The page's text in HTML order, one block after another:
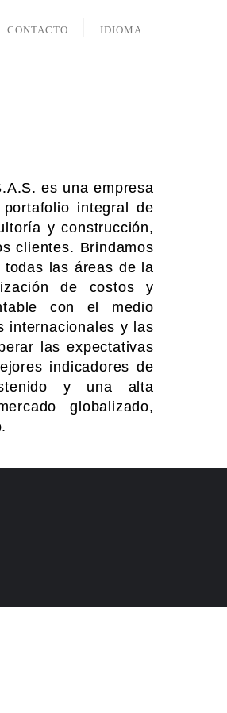
CONTACTO IDIOMA
es una empresa
integral de
y construcción,
clientes. Brindamos
las áreas de la
de costos y
con el medio
internacionales y las
las expectativas
indicadores de
y una alta
globalizado,